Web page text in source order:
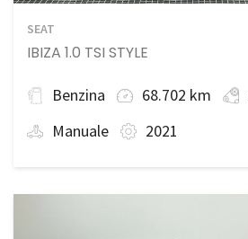
SEAT
IBIZA 1.0 TSI STYLE
Benzina 68.702 km
Manuale
2021